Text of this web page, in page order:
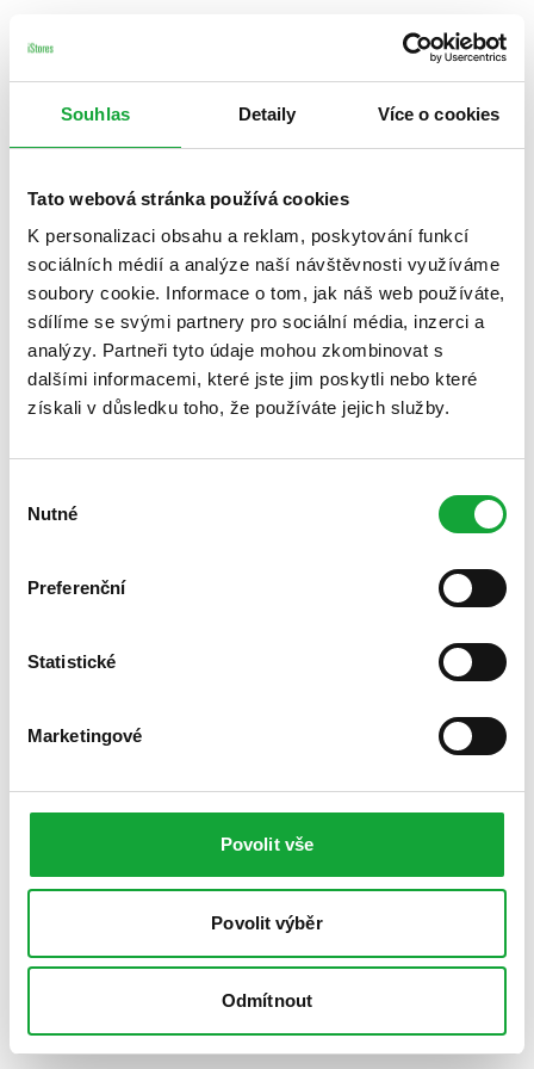
Souhlas Detaily Více o cookies
Tato webová stránka používá cookies
K personalizaci obsahu a reklam, poskytování funkcí
sociálních médií a analýze naší návštěvnosti využíváme
soubory cookie. Informace o tom, jak náš web používáte,
sdílíme se svými partnery pro sociální média, inzerci a
analýzy. Partneři tyto údaje mohou zkombinovat s
dalšími informacemi, které jste jim poskytli nebo které
získali v důsledku toho, že používáte jejich služby.
souhlasu
Nutné
Preferenční
Statistické
Marketingové
Povolit vše
Povolit výběr
Odmítnout